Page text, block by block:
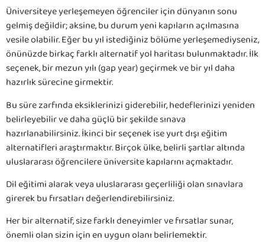
Üniversiteye yerleşemeyen öğrenciler için dünyanın sonu
gelmiş değildir; aksine, bu durum yeni kapıların açılmasına
vesile olabilir. Eğer bu yıl istediğiniz bölüme yerleşemediyseniz,
önünüzde birkaç farklı alternatif yol haritası bulunmaktadır. İlk
seçenek, bir mezun yılı (gap year) geçirmek ve bir yıl daha
hazırlık sürecine girmektir.
Bu süre zarfında eksiklerinizi giderebilir, hedeflerinizi yeniden
belirleyebilir ve daha güçlü bir şekilde sınava
hazırlanabilirsiniz. İkinci bir seçenek ise yurt dışı eğitim
alternatifleri araştırmaktır. Birçok ülke, belirli şartlar altında
uluslararası öğrencilere üniversite kapılarını açmaktadır.
Dil eğitimi alarak veya uluslararası geçerliliği olan sınavlara
girerek bu fırsatları değerlendirebilirsiniz.
Her bir alternatif, size farklı deneyimler ve fırsatlar sunar,
önemli olan sizin için en uygun olanı belirlemektir.